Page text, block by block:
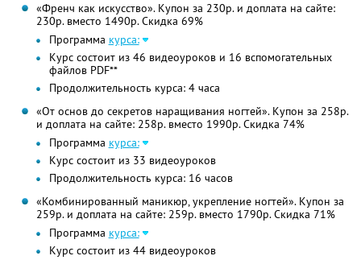
«Френч как искусство». Купон за 230р. и доплата на сайте:
230р. вместо 1490р. Скидка 69%
Программа курса:
Курс состоит из 46 видеоуроков и 16 вспомогательных
файлов PDF**
Продолжительность курса: 4 часа
«От основ до секретов наращивания ногтей». Купон за 258р.
и доплата на сайте: 258р. вместо 1990р. Скидка 74%
Программа курса:
Курс состоит из 33 видеоуроков
Продолжительность курса: 16 часов
«Комбинированный маникюр, укрепление ногтей». Купон за
259р. и доплата на сайте: 259р. вместо 1790р. Скидка 71%
Программа курса:
Курс состоит из 44 видеоуроков